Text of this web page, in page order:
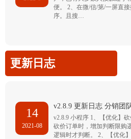
便。 2、在微/信/第/一屏直
序。且搜…
更新日志
14
2021-08
v2.8.9 更新日志 分销团
v2.8.9 小程序 1、【优化】
砍价订单时，增加判断限购
逻辑时才判断。 2、【优化